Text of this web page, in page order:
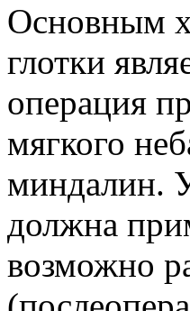
Основным
глотки
операция
мягкого
миндалин.
должна
возможно